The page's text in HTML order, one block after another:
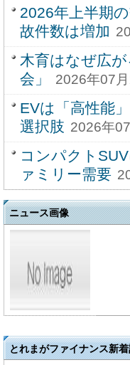
2026年上半期
故件数は増加
木育はなぜ広
会」
2026年07
EVは「高性能
選択肢 2026年
コンパクト
ァミリー需要
ニュース画像
とれまがファイナンス新